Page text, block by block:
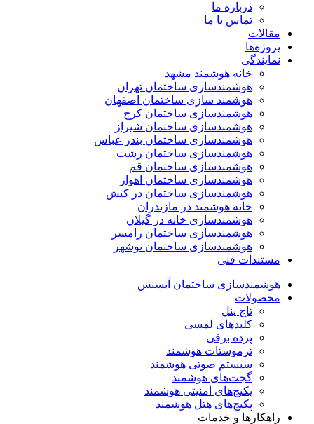
درباره ما
تماس با ما
مقالات
پروژه‌ها
نمایندگی
خانه هوشمند مشهد
هوشمندسازی ساختمان تهران
هوشمند سازی ساختمان اصفهان
هوشمندسازی ساختمان کرج
هوشمندسازی ساختمان شیراز
هوشمندسازی ساختمان بندر عباس
هوشمندسازی ساختمان رشت
هوشمندسازی ساختمان قم
هوشمندسازی ساختمان اهواز
هوشمندسازی ساختمان در کیش
خانه هوشمند در مازندران
هوشمندسازی خانه در گیلان
هوشمندسازی ساختمان رامسر
هوشمندسازی ساختمان نوشهر
مستندات فنی
هوشمندسازی ساختمان آیسنس
محصولات
تاچ پنل
کلیدهای لمسی
پرده برقی
ترموستات هوشمند
سیستم صوتی هوشمند
گجت‌های هوشمند
پکیج‌های امنیتی هوشمند
پکیج‌های هتل هوشمند
راهکارها و خدمات